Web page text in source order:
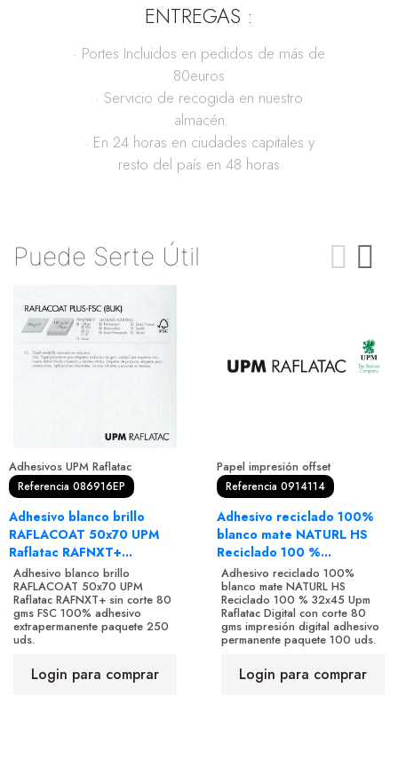
ENTREGAS :
· Portes Incluidos en pedidos de más de
80euros
· Servicio de recogida en nuestro
almacén
· En 24 horas en ciudades capitales y
resto del país en 48 horas
Puede Serte Útil
Adhesivos UPM Raflatac
Referencia 086916EP
Adhesivo blanco brillo
RAFLACOAT 50x70 UPM
Raflatac RAFNXT+...
Adhesivo blanco brillo
RAFLACOAT 50x70 UPM
Raflatac RAFNXT+ sin corte 80
gms FSC 100% adhesivo
extrapermanente paquete 250
uds.
Login para comprar
Papel impresión offset
Referencia 0914114
Adhesivo reciclado 100%
blanco mate NATURL HS
Reciclado 100 %...
Adhesivo reciclado 100%
blanco mate NATURL HS
Reciclado 100 % 32x45 Upm
Raflatac Digital con corte 80
gms impresión digital adhesivo
permanente paquete 100 uds.
Login para comprar